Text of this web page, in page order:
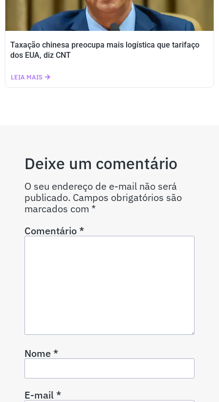
Taxação chinesa preocupa mais logística que tarifaço
dos EUA, diz CNT
LEIA MAIS
Deixe um comentário
O seu endereço de e-mail não será
publicado. Campos obrigatórios são
marcados com *
Comentário*
Nome*
E-mail*